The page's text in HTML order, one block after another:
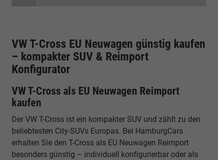
VW T-Cross EU Neuwagen günstig kaufen
– kompakter SUV & Reimport
Konfigurator
VW T-Cross als EU Neuwagen Reimport
kaufen
Der VW T-Cross ist ein kompakter SUV und zählt zu den
beliebtesten City-SUVs Europas. Bei HamburgCars
erhalten Sie den T-Cross als EU Neuwagen Reimport
besonders günstig – individuell konfigurierbar oder als